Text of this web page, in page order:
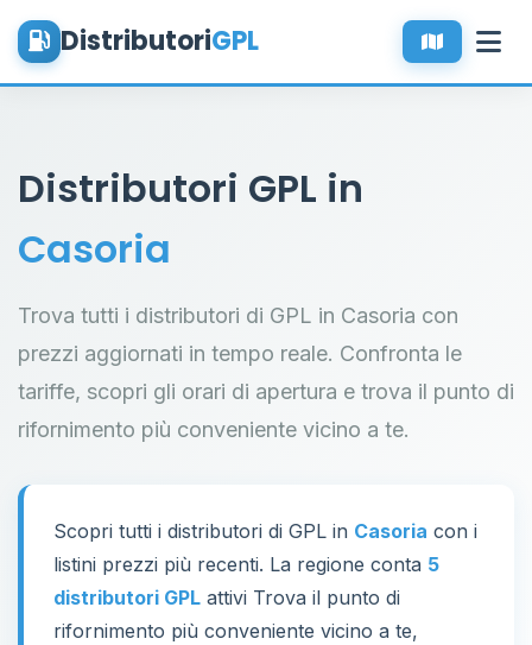
DistributoriGPL
Distributori GPL in
Casoria
Trova tutti i distributori di GPL in Casoria con
prezzi aggiornati in tempo reale. Confronta le
tariffe, scopri gli orari di apertura e trova il punto di
rifornimento più conveniente vicino a te.
Scopri tutti i distributori di GPL in Casoria con i
listini prezzi più recenti. La regione conta 5
distributori GPL attivi Trova il punto di
rifornimento più conveniente vicino a te,